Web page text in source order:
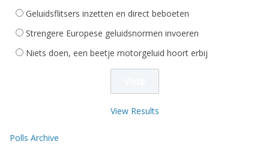
Geluidsflitsers inzetten en direct beboeten
Strengere Europese geluidsnormen invoeren
Niets doen, een beetje motorgeluid hoort erbij
View Results
Polls Archive